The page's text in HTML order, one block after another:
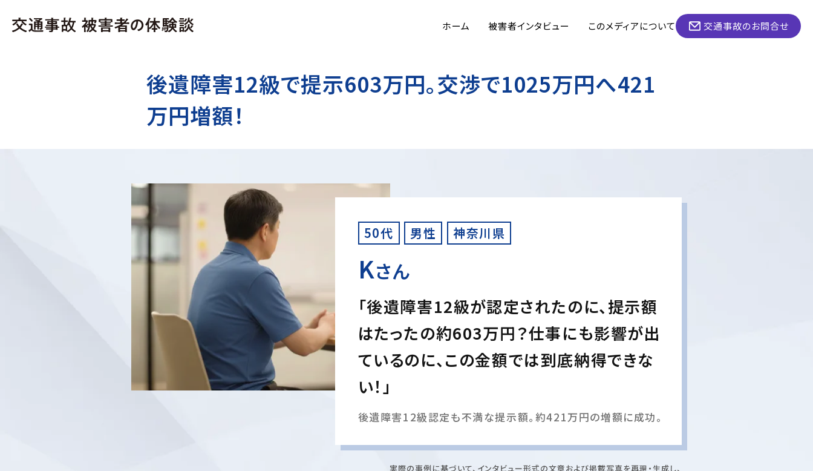
ホーム 被害者インタビュー このメディアについて 交通事故のお問合せ
後遺障害12級で提示603万円。交渉で1025万円へ421
万円増額！
50代 男性 神奈川県
Kさん
「後遺障害12級が認定されたのに、提示額
はたったの約603万円？仕事にも影響が出
ているのに、この金額では到底納得できな
い！」
後遺障害12級認定も不満な提示額。約421万円の増額に成功。
実際の事例に基づいて、インタビュー形式の文章および掲載写真を再現・生成し、